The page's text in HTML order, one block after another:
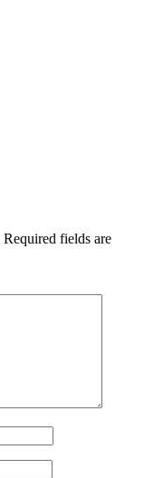
Required fields are